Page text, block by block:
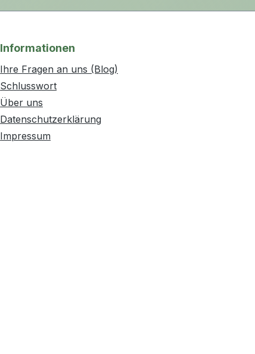
Informationen
Ihre Fragen an uns (Blog)
Schlusswort
Über uns
Datenschutzerklärung
Impressum